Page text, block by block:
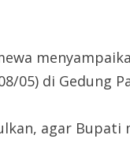
05) di Gedung
agar